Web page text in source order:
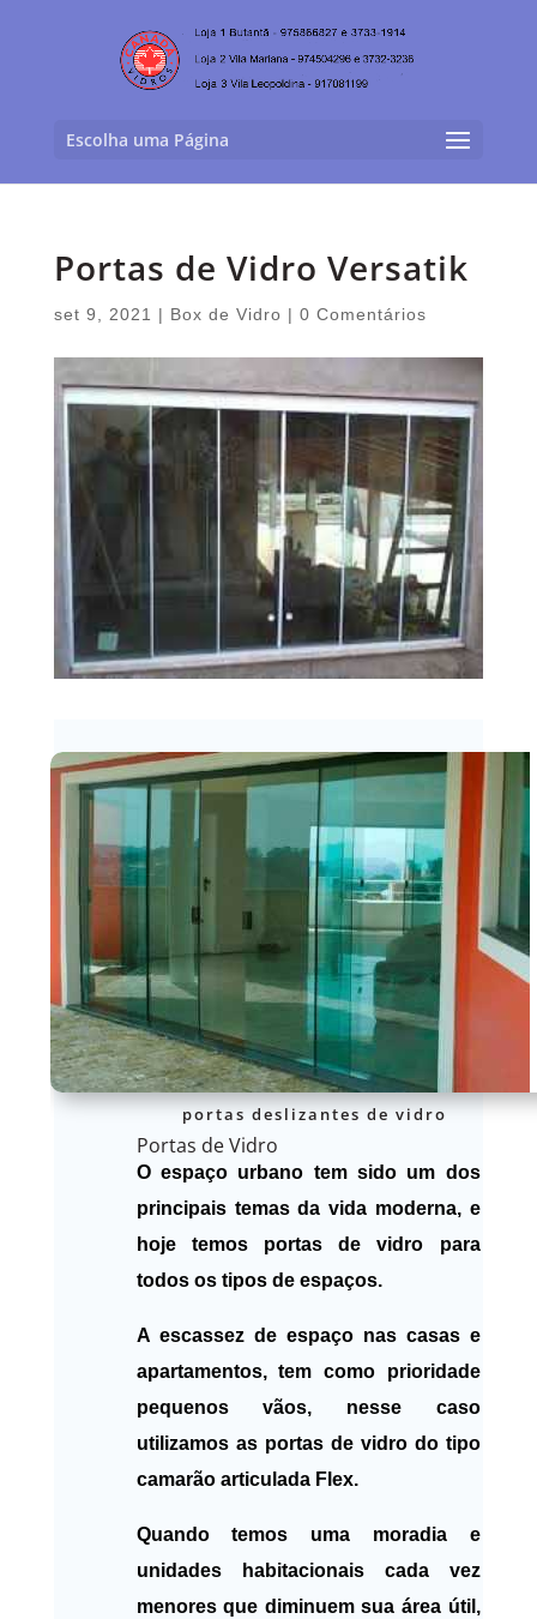
Escolha uma Página
Portas de Vidro Versatik
set 9, 2021 | Box de Vidro | 0 Comentários
portas deslizantes de vidro
Portas de Vidro
O espaço urbano tem sido um dos
principais temas da vida moderna, e
hoje temos portas de vidro para
todos os tipos de espaços.
A escassez de espaço nas casas e
apartamentos, tem como prioridade
pequenos vãos, nesse caso
utilizamos as portas de vidro do tipo
camarão articulada Flex.
Quando temos uma moradia e
unidades habitacionais cada vez
menores que diminuem sua área útil,